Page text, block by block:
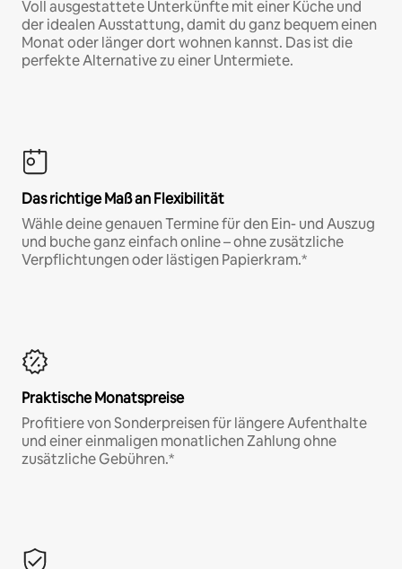
Voll ausgestattete Unterkünfte mit einer Küche und
der idealen Ausstattung, damit du ganz bequem einen
Monat oder länger dort wohnen kannst. Das ist die
perfekte Alternative zu einer Untermiete.
Das richtige Maß an Flexibilität
Wähle deine genauen Termine für den Ein- und Auszug
und buche ganz einfach online – ohne zusätzliche
Verpflichtungen oder lästigen Papierkram.*
Praktische Monatspreise
Profitiere von Sonderpreisen für längere Aufenthalte
und einer einmaligen monatlichen Zahlung ohne
zusätzliche Gebühren.*